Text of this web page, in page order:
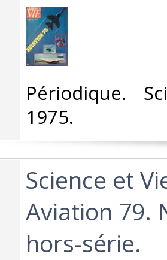
‎Périodique.
1975.‎
‎Science et
Aviation 79.
hors-série.‎